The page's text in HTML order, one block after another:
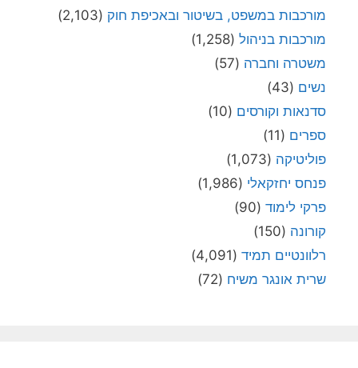
מורכבות במשפט, בשיטור ובאכיפת חוק (2,103)
מורכבות בניהול (1,258)
משטרה וחברה (57)
נשים (43)
סדנאות וקורסים (10)
ספרים (11)
פוליטיקה (1,073)
פנחס יחזקאלי (1,986)
פרקי לימוד (90)
קורונה (150)
רלוונטיים תמיד (4,091)
שרית אונגר משיח (72)